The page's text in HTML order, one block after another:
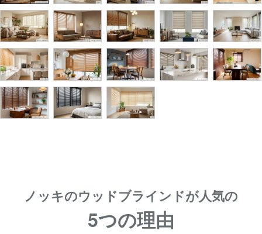
ノッキのウッドブラインドが人気の
5つの理由